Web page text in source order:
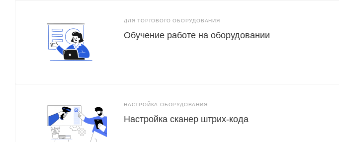
ДЛЯ ТОРГОВОГО ОБОРУДОВАНИЯ
Обучение работе на оборудовании
НАСТРОЙКА ОБОРУДОВАНИЯ
Настройка сканер штрих-кода